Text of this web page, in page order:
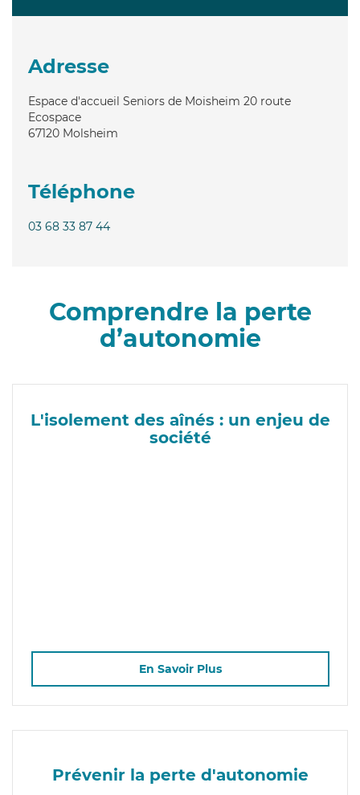
Adresse
Espace d'accueil Seniors de Moisheim 20 route
Ecospace
67120 Molsheim
Téléphone
03 68 33 87 44
Comprendre la perte
d’autonomie
L'isolement des aînés : un enjeu de
société
En Savoir Plus
Prévenir la perte d'autonomie